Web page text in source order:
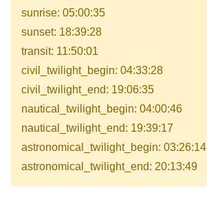
sunrise: 05:00:35
sunset: 18:39:28
transit: 11:50:01
civil_twilight_begin: 04:33:28
civil_twilight_end: 19:06:35
nautical_twilight_begin: 04:00:46
nautical_twilight_end: 19:39:17
astronomical_twilight_begin: 03:26:14
astronomical_twilight_end: 20:13:49